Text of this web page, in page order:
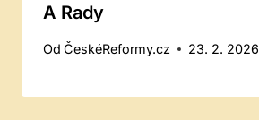
A Rady
Od ČeskéReformy.cz 23. 2. 2026